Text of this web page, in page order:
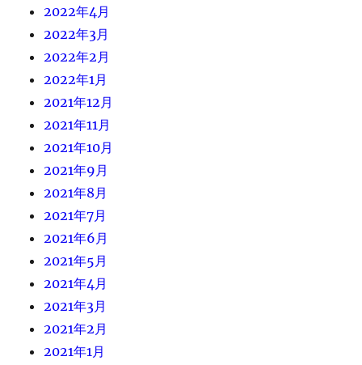
2022年4月
2022年3月
2022年2月
2022年1月
2021年12月
2021年11月
2021年10月
2021年9月
2021年8月
2021年7月
2021年6月
2021年5月
2021年4月
2021年3月
2021年2月
2021年1月